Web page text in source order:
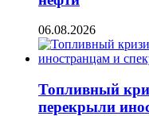
06.08.2026
Топливный
перекрыли